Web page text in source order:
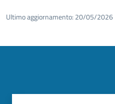
Ultimo aggiornamento: 20/05/2026